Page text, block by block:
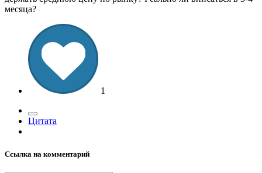
месяца?
1
Цитата
Ссылка на комментарий